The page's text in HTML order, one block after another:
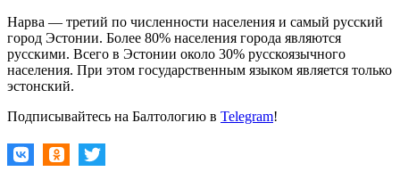
Нарва — третий по численности населения и самый русский
город Эстонии. Более 80% населения города являются
русскими. Всего в Эстонии около 30% русскоязычного
населения. При этом государственным языком является только
эстонский.
Подписывайтесь на Балтологию в Telegram!